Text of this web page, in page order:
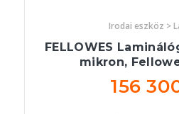
Irodai eszköz >
FELLOWES
mikron,
156